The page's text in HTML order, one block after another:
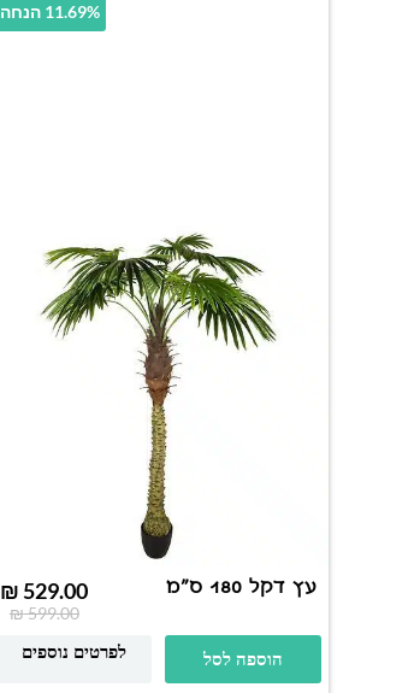
11.69% הנחה
עץ דקל 180 ס"מ
₪599.00
₪529.00
הוספה לסל לפרטים נוספים